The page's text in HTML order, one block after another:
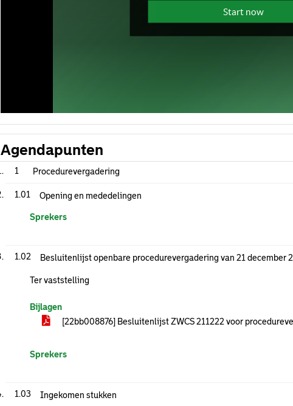
Agendapunten
1 Procedurevergadering
1.01 Opening en mededelingen
Sprekers
1.02 Besluitenlijst openbare procedurevergadering van 21 december
Ter vaststelling
Bijlagen
[22bb008876] Besluitenlijst ZWCS 211222 voor
Sprekers
1.03 Ingekomen stukken